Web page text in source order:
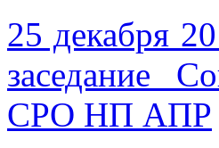
25 декабря
заседание
СРО НП АПР